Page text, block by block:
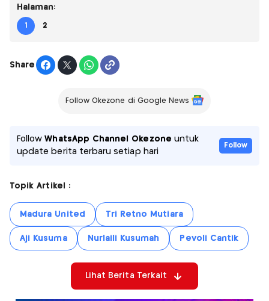
Halaman:
1 2
Share
Follow Okezone di Google News
FollowWhatsApp Channel Okezone untuk
update berita terbaru setiap hari
Follow
Topik Artikel :
Madura United Tri Retno Mutiara
Aji Kusuma Nurlaili Kusumah Pevoli Cantik
Lihat Berita Terkait